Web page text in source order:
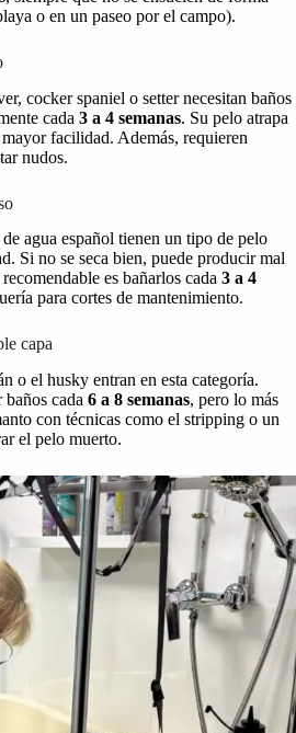
o en un paseo por el campo).
cocker spaniel o setter necesitan baños
cada 3 a 4 semanas. Su pelo atrapa
facilidad. Además, requieren
nudos.
agua español tienen un tipo de pelo
Si no se seca bien, puede producir mal
es bañarlos cada 3 a 4
para cortes de mantenimiento.
capa
o el husky entran en esta categoría.
baños cada 6 a 8 semanas, pero lo más
con técnicas como el stripping o un
el pelo muerto.